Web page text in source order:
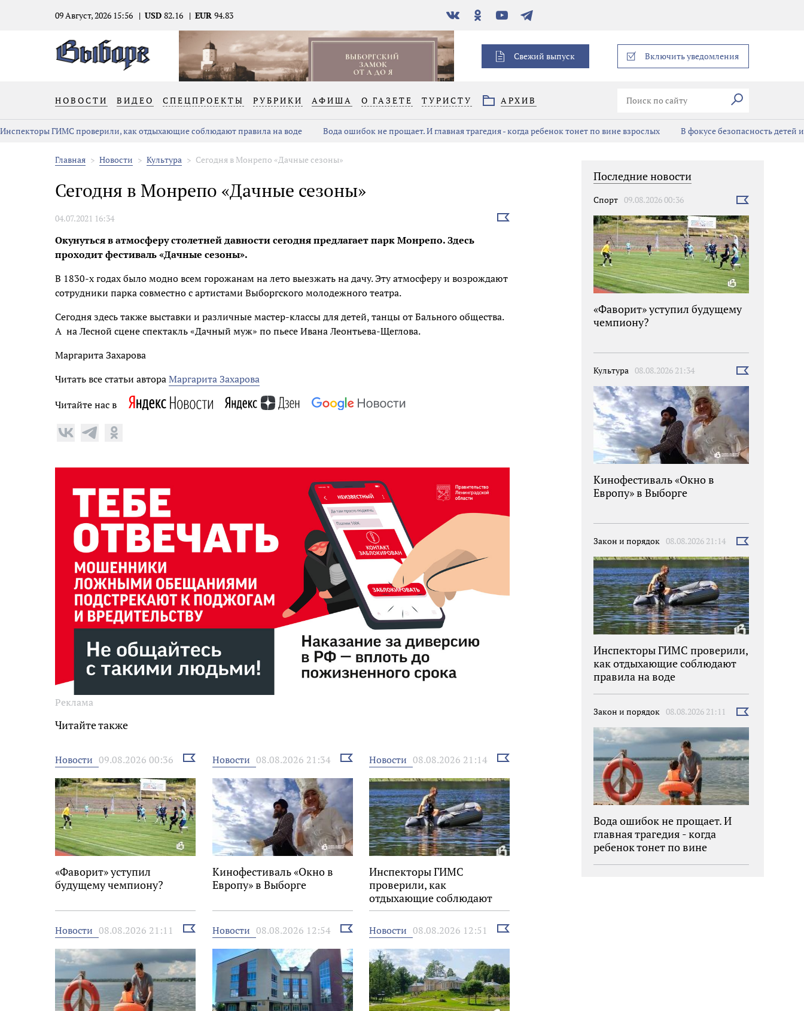
09 Август, 2026 15:56 USD 82.16 EUR 94.83
В
контакте
Одноклассники
YouTubeТелеграм
Свежий выпуск Включить уведомления
НОВОСТИ ВИДЕО СПЕЦПРОЕКТЫ РУБРИКИ АФИША О ГАЗЕТЕ ТУРИСТУ АРХИВ Искать
Инспекторы ГИМС проверили, как отдыхающие соблюдают правила на воде Вода ошибок не прощает. И главная трагедия - когда ребенок тонет по вине взрослых В фокусе безопасность детей
Главная Новости Культура Сегодня в Монрепо «Дачные сезоны»
Сегодня в Монрепо «Дачные сезоны»
04.07.2021 16:34
Выбрать
Окунуться в атмосферу столетней давности сегодня предлагает парк Монрепо. Здесь
проходит фестиваль «Дачные сезоны».
В 1830-х годах было модно всем горожанам на лето выезжать на дачу. Эту атмосферу и возрождают
сотрудники парка совместно с артистами Выборгского молодежного театра.
Сегодня здесь также выставки и различные мастер-классы для детей, танцы от Бального общества.
А на Лесной сцене спектакль «Дачный муж» по пьесе Ивана Леонтьева-Щеглова.
Маргарита Захарова
Читать все статьи автораМаргарита Захарова
Читайте нас в
Реклама
Читайте также
Новости 09.08.2026 00:36
Выбрать
новость
«Фаворит» уступил
будущему чемпиону?
Новости 08.08.2026 21:34
Выбрать
новость
Кинофестиваль «Окно в
Европу» в Выборге
Новости 08.08.2026 21:14
Выбрать
Инспекторы ГИМС
проверили, как
отдыхающие соблюдают
правила на воде
Новости 08.08.2026 21:11
Выбрать
новость
Новости 08.08.2026 12:54
Выбрать
новость
Новости 08.08.2026 12:51
Выбрать
Последние новости
Спорт 09.08.2026 00:36
Выбрать
«Фаворит» уступил будущему
чемпиону?
Культура 08.08.2026 21:34
Выбрать
Кинофестиваль «Окно в
Европу» в Выборге
Закон и порядок 08.08.2026 21:14
Выбрать
Инспекторы ГИМС проверили,
как отдыхающие соблюдают
правила на воде
Закон и порядок 08.08.2026 21:11
Выбрать
Вода ошибок не прощает. И
главная трагедия - когда
ребенок тонет по вине